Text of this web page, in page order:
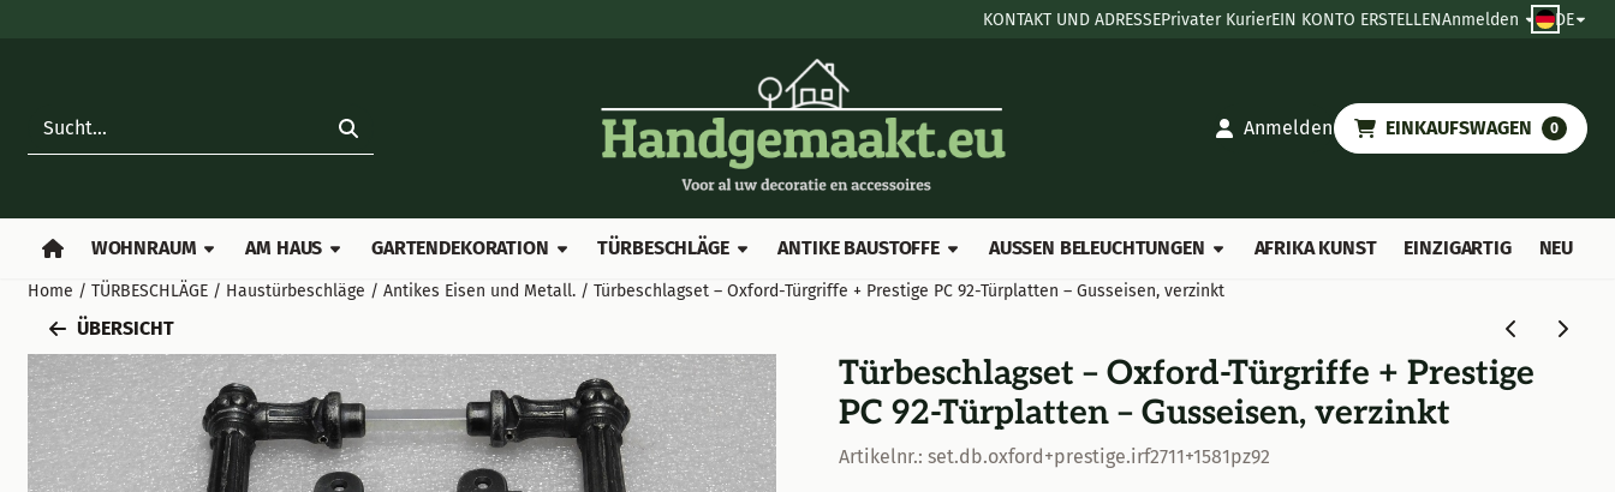
KONTAKT UND ADRESSEPrivater KurierEIN KONTO ERSTELLENAnmelden DE
Suche
Anmelden EINKAUFSWAGEN 0
WOHNRAUM AM HAUS GARTENDEKORATION TÜRBESCHLÄGE ANTIKE BAUSTOFFE AUSSEN BELEUCHTUNGEN AFRIKA KUNST EINZIGARTIG NEU
Home / TÜRBESCHLÄGE / Haustürbeschläge / Antikes Eisen und Metall. / Türbeschlagset – Oxford-Türgriffe + Prestige PC 92-Türplatten – Gusseisen, verzinkt
ÜBERSICHT
Türbeschlagset – Oxford-Türgriffe + Prestige
PC 92-Türplatten – Gusseisen, verzinkt
Artikelnr.: set.db.oxford+prestige.irf2711+1581pz92